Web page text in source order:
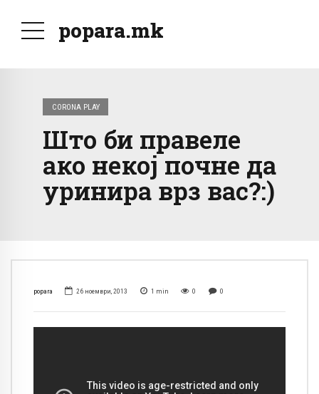
popara.mk
CORONA PLAY
Што би правеле
ако некој почне да
уринира врз вас?:)
popara 26 ноември, 2013 1 min 0 0